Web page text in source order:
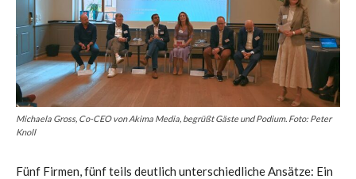
Michaela Gross, Co-CEO von Akima Media, begrüßt Gäste und Podium. Foto: Peter
Knoll
Fünf Firmen, fünf teils deutlich unterschiedliche Ansätze: Ein